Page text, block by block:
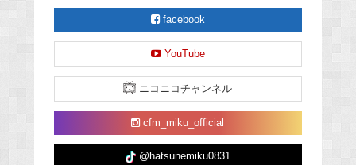
facebook
YouTube
ニコニコチャンネル
cfm_miku_official
@hatsunemiku0831